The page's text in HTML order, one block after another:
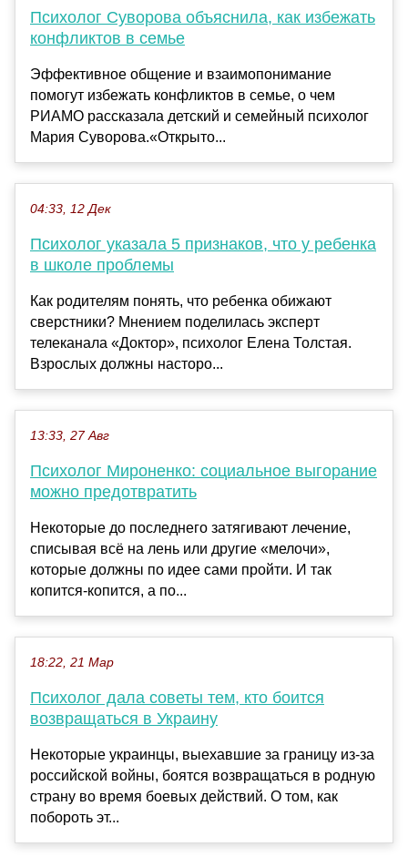
Психолог Суворова объяснила, как избежать
конфликтов в семье
Эффективное общение и взаимопонимание
помогут избежать конфликтов в семье, о чем
РИАМО рассказала детский и семейный психолог
Мария Суворова.«Открыто...
04:33, 12 Дек
Психолог указала 5 признаков, что у ребенка
в школе проблемы
Как родителям понять, что ребенка обижают
сверстники? Мнением поделилась эксперт
телеканала «Доктор», психолог Елена Толстая.
Взрослых должны насторо...
13:33, 27 Авг
Психолог Мироненко: социальное выгорание
можно предотвратить
Некоторые до последнего затягивают лечение,
списывая всё на лень или другие «мелочи»,
которые должны по идее сами пройти. И так
копится-копится, а по...
18:22, 21 Мар
Психолог дала советы тем, кто боится
возвращаться в Украину
Некоторые украинцы, выехавшие за границу из-за
российской войны, боятся возвращаться в родную
страну во время боевых действий. О том, как
побороть эт...